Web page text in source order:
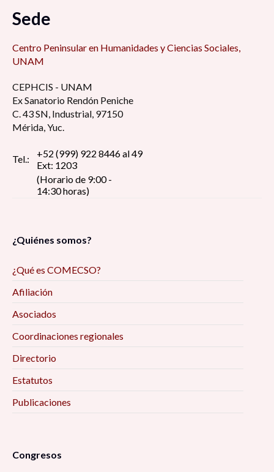
Sede
Centro Peninsular en Humanidades y Ciencias Sociales,
UNAM
CEPHCIS - UNAM
Ex Sanatorio Rendón Peniche
C. 43 SN, Industrial, 97150
Mérida, Yuc.
Tel.:
+52 (999) 922 8446 al 49
Ext: 1203
(Horario de 9:00 -
14:30 horas)
¿Quiénes somos?
¿Qué es COMECSO?
Afiliación
Asociados
Coordinaciones regionales
Directorio
Estatutos
Publicaciones
Congresos